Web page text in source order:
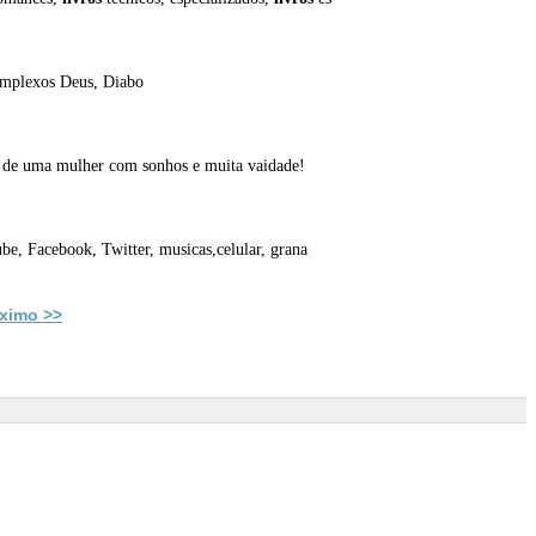
Deus, Diabo
uma mulher com sonhos e muita vaidade!
Facebook, Twitter, musicas,celular, grana
>>